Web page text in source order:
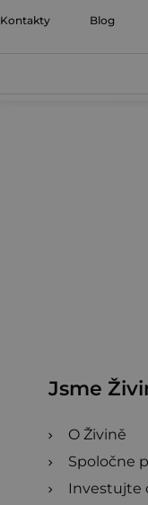
Kontakty Blog
Jsme
O Živině
Spoločne
Investujte